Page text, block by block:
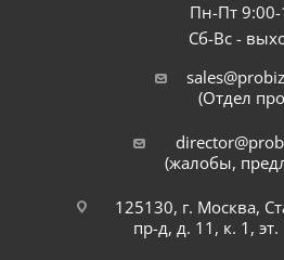
Пн-Пт 9:00-
Сб-Вс -
(Отдел
(жалобы,
125130, г. Москва,
пр-д, д. 11, к. 1,